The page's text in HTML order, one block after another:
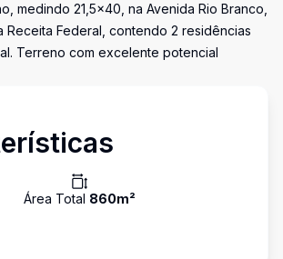
medindo 21,5x40, na Avenida Rio Branco,
Receita Federal, contendo 2 residências
Terreno com excelente potencial
Área Total 860m²